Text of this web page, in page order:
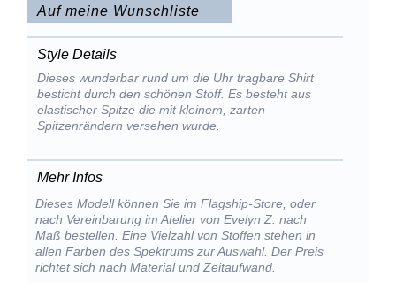
Auf meine Wunschliste
Style Details
Dieses wunderbar rund um die Uhr tragbare Shirt
besticht durch den schönen Stoff. Es besteht aus
elastischer Spitze die mit kleinem, zarten
Spitzenrändern versehen wurde.
Mehr Infos
Dieses Modell können Sie im Flagship-Store, oder
nach Vereinbarung im Atelier von Evelyn Z. nach
Maß bestellen. Eine Vielzahl von Stoffen stehen in
allen Farben des Spektrums zur Auswahl. Der Preis
richtet sich nach Material und Zeitaufwand.